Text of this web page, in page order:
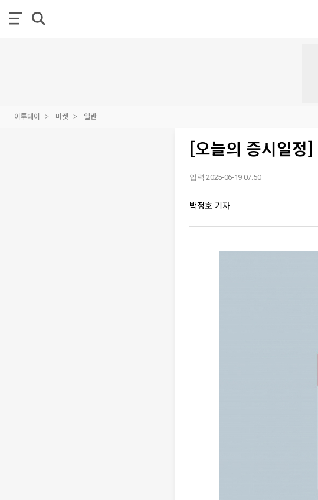
이투데이 마켓 일반
[오늘의 증시일정
입력 2025-06-19 07:50
박정호 기자